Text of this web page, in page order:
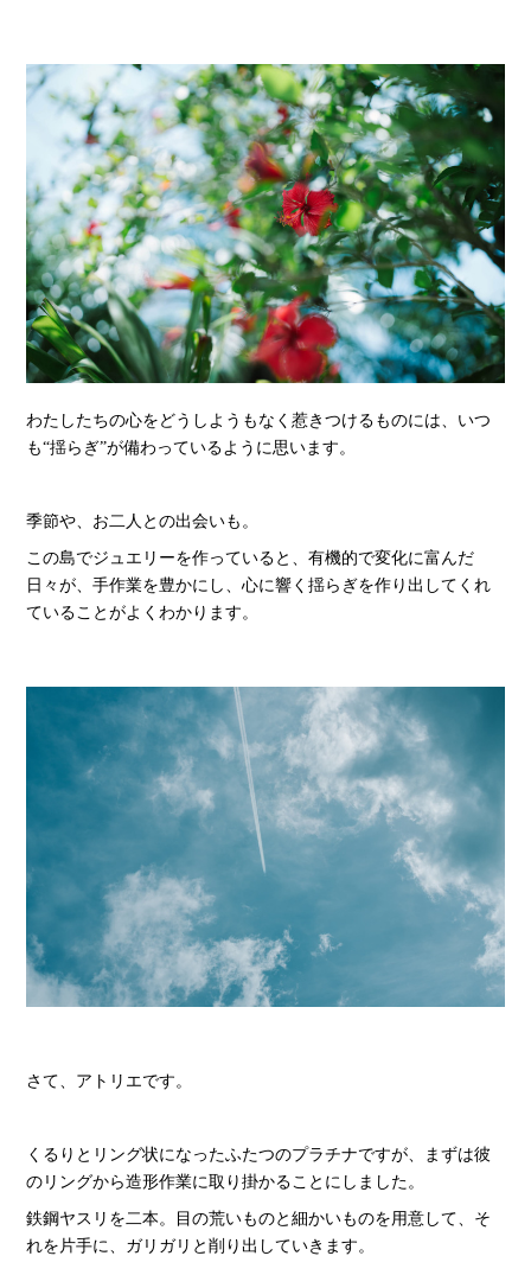
わたしたちの心をどうしようもなく惹きつけるものには、いつ
も“揺らぎ”が備わっているように思います。
季節や、お二人との出会いも。
この島でジュエリーを作っていると、有機的で変化に富んだ
日々が、手作業を豊かにし、心に響く揺らぎを作り出してくれ
ていることがよくわかります。
さて、アトリエです。
くるりとリング状になったふたつのプラチナですが、まずは彼
のリングから造形作業に取り掛かることにしました。
鉄鋼ヤスリを二本。目の荒いものと細かいものを用意して、そ
れを片手に、ガリガリと削り出していきます。